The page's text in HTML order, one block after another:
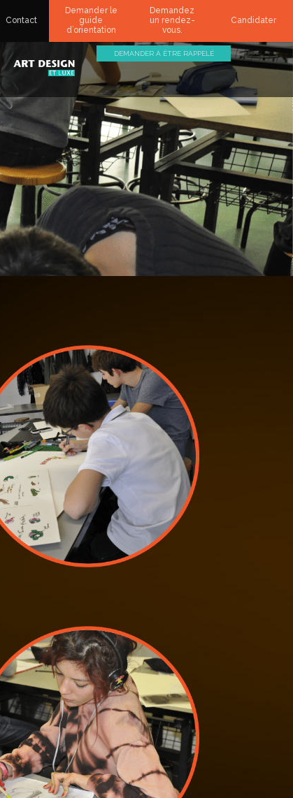
Contact
Demander le
guide
d’orientation
Demandez
un rendez-
vous.
Candidater
DEMANDER À ÊTRE RAPPELÉ